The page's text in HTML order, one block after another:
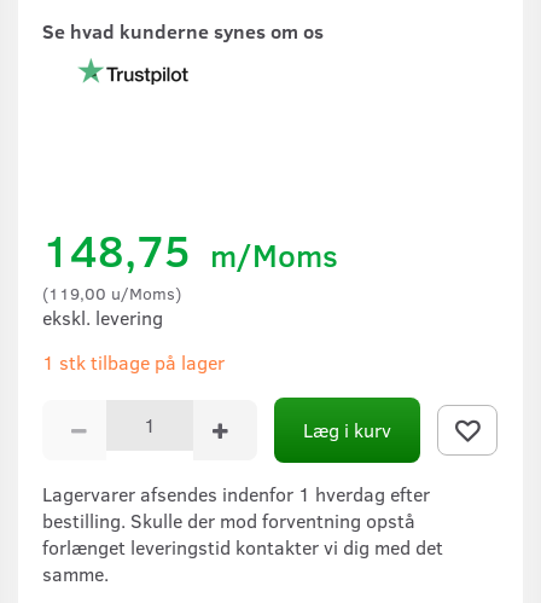
Se hvad kunderne synes om os
148,75 m/Moms
(119,00 u/Moms)
ekskl. levering
1 stk tilbage på lager
Læg i kurv
Lagervarer afsendes indenfor 1 hverdag efter
bestilling. Skulle der mod forventning opstå
forlænget leveringstid kontakter vi dig med det
samme.